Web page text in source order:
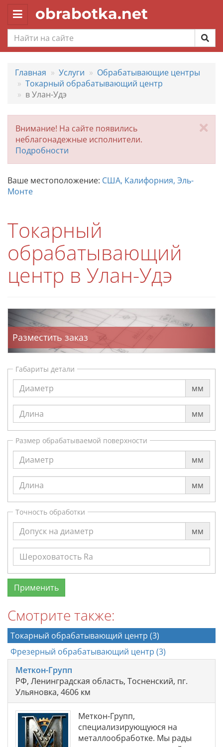
Toggle
navigation
obrabotka.net
Главная Услуги
Обрабатывающие центры
Токарный обрабатывающий центр
в Улан-Удэ
Внимание! На сайте появились
неблагонадежные исполнители.
Подробности
Ваше местоположение: США, Калифорния, Эль-
Монте
Токарный
обрабатывающий
центр в Улан-Удэ
Разместить заказ
Габариты детали
мм
мм
Размер обрабатываемой поверхности
мм
мм
Точность обработки
мм
Смотрите также:
Токарный обрабатывающий центр (3)
Фрезерный обрабатывающий центр (3)
Меткон-Групп
РФ, Ленинградская область, Тосненский, пг.
Ульяновка, 4606 км
Меткон-Групп,
специализирующуюся на
металлообработке. Мы рады